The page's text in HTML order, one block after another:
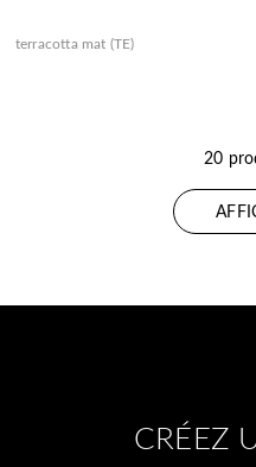
terracotta mat (TE)
20
CRÉEZ